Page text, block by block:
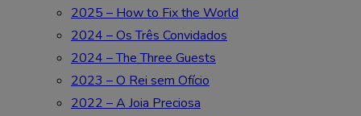
2025 – How to Fix the World
2024 – Os Três Convidados
2024 – The Three Guests
2023 – O Rei sem Ofício
2022 – A Joia Preciosa